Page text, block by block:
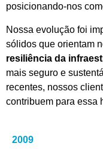
posicionando-nos
Nossa evolução foi
sólidos que orientam
resiliência da
mais seguro e
recentes, nossos
contribuem para essa
2009